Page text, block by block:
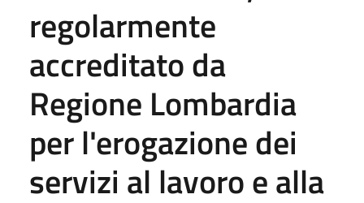
regolarmente
accreditato da
Regione Lombardia
per l'erogazione dei
servizi al lavoro e alla